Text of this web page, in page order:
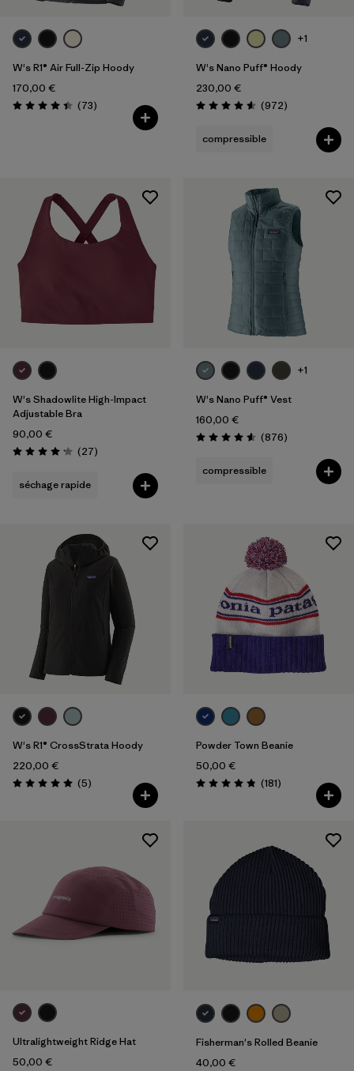
W's R1® Air Full-Zip Hoody
170,00 €
Évaluation: 4.5 / 5
(73Avis
)
+1
W's Nano Puff® Hoody
230,00 €
Évaluation: 4.6 / 5
(972Avis
)
compressible
W's Shadowlite High-Impact
Adjustable Bra
90,00 €
Évaluation: 4.2 / 5
(27Avis
)
séchage rapide
+1
W's Nano Puff® Vest
160,00 €
Évaluation: 4.6 / 5
(876Avis
)
compressible
W's R1® CrossStrata Hoody
220,00 €
Évaluation: 5.0 / 5
(5Avis
)
Powder Town Beanie
50,00 €
Évaluation: 4.9 / 5
(181Avis
)
Ultralightweight Ridge Hat
50,00 €
Fisherman's Rolled Beanie
40,00 €